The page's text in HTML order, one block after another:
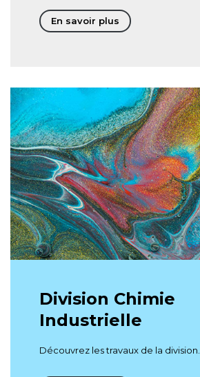
En savoir plus
Division Chimie
Industrielle
Découvrez les travaux de la division.